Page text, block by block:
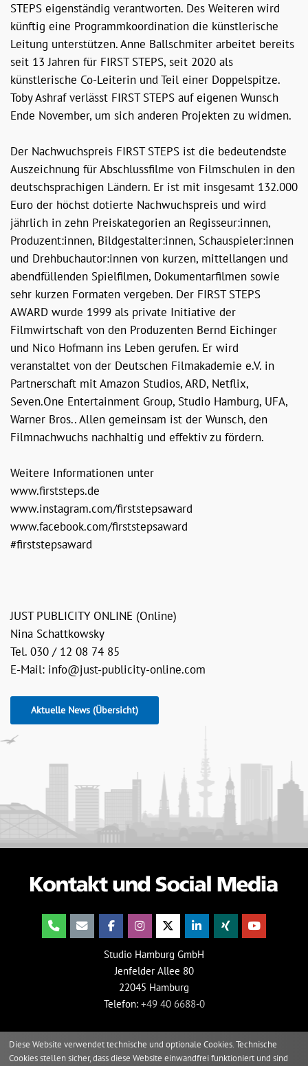
STEPS eigenständig verantworten. Des Weiteren wird
künftig eine Programmkoordination die künstlerische
Leitung unterstützen. Anne Ballschmiter arbeitet bereits
seit 13 Jahren für FIRST STEPS, seit 2020 als
künstlerische Co-Leiterin und Teil einer Doppelspitze.
Toby Ashraf verlässt FIRST STEPS auf eigenen Wunsch
Ende November, um sich anderen Projekten zu widmen.
Der Nachwuchspreis FIRST STEPS ist die bedeutendste
Auszeichnung für Abschlussfilme von Filmschulen in den
deutschsprachigen Ländern. Er ist mit insgesamt 132.000
Euro der höchst dotierte Nachwuchspreis und wird
jährlich in zehn Preiskategorien an Regisseur:innen,
Produzent:innen, Bildgestalter:innen, Schauspieler:innen
und Drehbuchautor:innen von kurzen, mittellangen und
abendfüllenden Spielfilmen, Dokumentarfilmen sowie
sehr kurzen Formaten vergeben. Der FIRST STEPS
AWARD wurde 1999 als private Initiative der
Filmwirtschaft von den Produzenten Bernd Eichinger
und Nico Hofmann ins Leben gerufen. Er wird
veranstaltet von der Deutschen Filmakademie e.V. in
Partnerschaft mit Amazon Studios, ARD, Netflix,
Seven.One Entertainment Group, Studio Hamburg, UFA,
Warner Bros.. Allen gemeinsam ist der Wunsch, den
Filmnachwuchs nachhaltig und effektiv zu fördern.
Weitere Informationen unter
www.firststeps.de
www.instagram.com/firststepsaward
www.facebook.com/firststepsaward
#firststepsaward
JUST PUBLICITY ONLINE (Online)
Nina Schattkowsky
Tel. 030 / 12 08 74 85
E-Mail: info@just-publicity-online.com
Aktuelle News (Übersicht)
Studio Hamburg GmbH
Jenfelder Allee 80
22045 Hamburg
Telefon: +49 40 6688-0
Diese Website verwendet technische und optionale Cookies. Technische
Cookies stellen sicher, dass diese Website einwandfrei funktioniert und sind